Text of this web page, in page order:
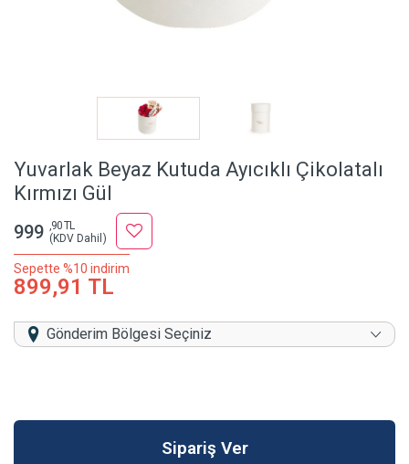
Yuvarlak Beyaz Kutuda Ayıcıklı Çikolatalı
Kırmızı Gül
999 ,90 TL
(KDV Dahil)
Sepette %10 indirim
899,91 TL
Gönderim Bölgesi Seçiniz